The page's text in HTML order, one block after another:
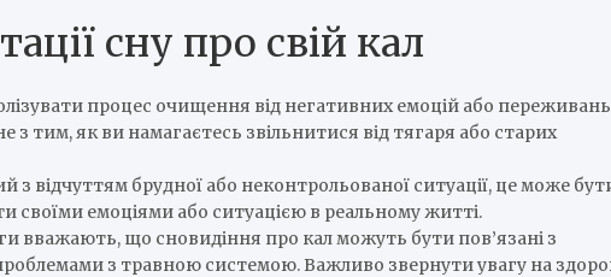
сну про свій кал
процес очищення від негативних емоцій або
тим, як ви намагаєтесь звільнитися від тягаря або старих
відчуттям брудної або неконтрольованої ситуації, це може
своїми емоціями або ситуацією в реальному житті.
вважають, що сновидіння про кал можуть бути пов’язані з
з травною системою. Важливо звернути увагу на